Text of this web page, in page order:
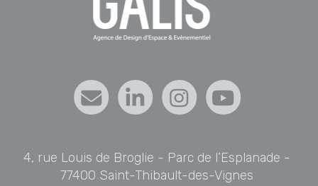
4, rue Louis de Broglie - Parc de l’Esplanade -
77400 Saint-Thibault-des-Vignes